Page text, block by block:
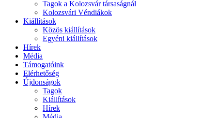
Tagok a Kolozsvár társaságnál
Kolozsvári Véndiákok
Kiállítások
Közös kiállítások
Egyéni kiállítások
Hírek
Média
Támogatóink
Elérhetőség
Újdonságok
Tagok
Kiállítások
Hírek